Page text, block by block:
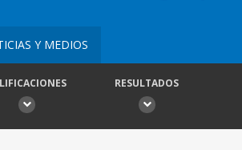
Y MEDIOS
RESULTADOS